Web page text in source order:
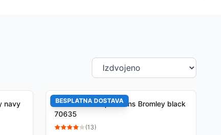
navy
BESPLATNA DOSTAVA
Putna torba Pepe Jeans Bromley black
70635
(13)